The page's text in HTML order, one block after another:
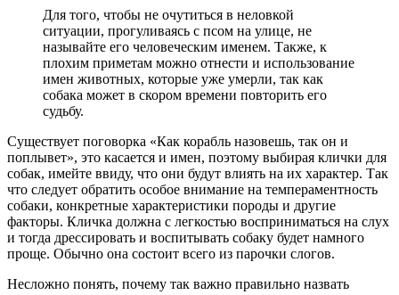
Для того, чтобы не очутиться в неловкой
ситуации, прогуливаясь с псом на улице, не
называйте его человеческим именем. Также, к
плохим приметам можно отнести и использование
имен животных, которые уже умерли, так как
собака может в скором времени повторить его
судьбу.
Существует поговорка «Как корабль назовешь, так он и
поплывет», это касается и имен, поэтому выбирая клички для
собак, имейте ввиду, что они будут влиять на их характер. Так
что следует обратить особое внимание на темпераментность
собаки, конкретные характеристики породы и другие
факторы. Кличка должна с легкостью восприниматься на слух
и тогда дрессировать и воспитывать собаку будет намного
проще. Обычно она состоит всего из парочки слогов.
Несложно понять, почему так важно правильно назвать